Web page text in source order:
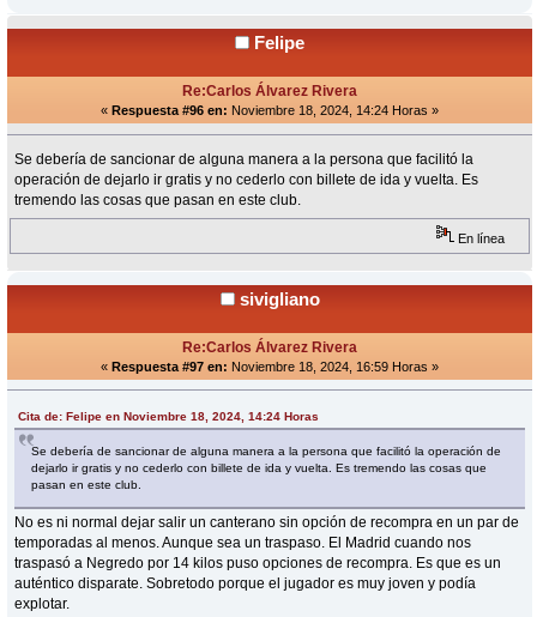
Felipe
Re:Carlos Álvarez Rivera
« Respuesta #96 en: Noviembre 18, 2024, 14:24 Horas »
Se debería de sancionar de alguna manera a la persona que facilitó la
operación de dejarlo ir gratis y no cederlo con billete de ida y vuelta. Es
tremendo las cosas que pasan en este club.
En línea
sivigliano
Re:Carlos Álvarez Rivera
« Respuesta #97 en: Noviembre 18, 2024, 16:59 Horas »
Cita de: Felipe en Noviembre 18, 2024, 14:24 Horas
Se debería de sancionar de alguna manera a la persona que facilitó la operación de
dejarlo ir gratis y no cederlo con billete de ida y vuelta. Es tremendo las cosas que
pasan en este club.
No es ni normal dejar salir un canterano sin opción de recompra en un par de
temporadas al menos. Aunque sea un traspaso. El Madrid cuando nos
traspasó a Negredo por 14 kilos puso opciones de recompra. Es que es un
auténtico disparate. Sobretodo porque el jugador es muy joven y podía
explotar.